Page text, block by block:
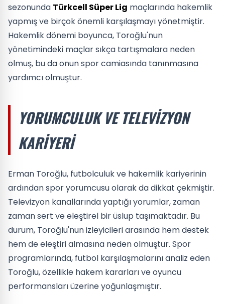
sezonunda Türkcell Süper Lig maçlarında hakemlik
yapmış ve birçok önemli karşılaşmayı yönetmiştir.
Hakemlik dönemi boyunca, Toroğlu'nun
yönetimindeki maçlar sıkça tartışmalara neden
olmuş, bu da onun spor camiasında tanınmasına
yardımcı olmuştur.
YORUMCULUK VE TELEVIZYON
KARIYERI
Erman Toroğlu, futbolculuk ve hakemlik kariyerinin
ardından spor yorumcusu olarak da dikkat çekmiştir.
Televizyon kanallarında yaptığı yorumlar, zaman
zaman sert ve eleştirel bir üslup taşımaktadır. Bu
durum, Toroğlu'nun izleyicileri arasında hem destek
hem de eleştiri almasına neden olmuştur. Spor
programlarında, futbol karşılaşmalarını analiz eden
Toroğlu, özellikle hakem kararları ve oyuncu
performansları üzerine yoğunlaşmıştır.